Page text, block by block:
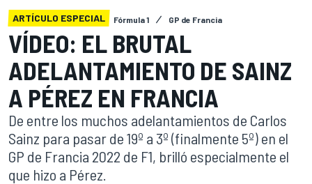
ARTÍCULO ESPECIAL Fórmula 1 GP de Francia
VÍDEO: EL BRUTAL
ADELANTAMIENTO DE SAINZ
A PÉREZ EN FRANCIA
De entre los muchos adelantamientos de Carlos
Sainz para pasar de 19º a 3º (finalmente 5º) en el
GP de Francia 2022 de F1, brilló especialmente el
que hizo a Pérez.